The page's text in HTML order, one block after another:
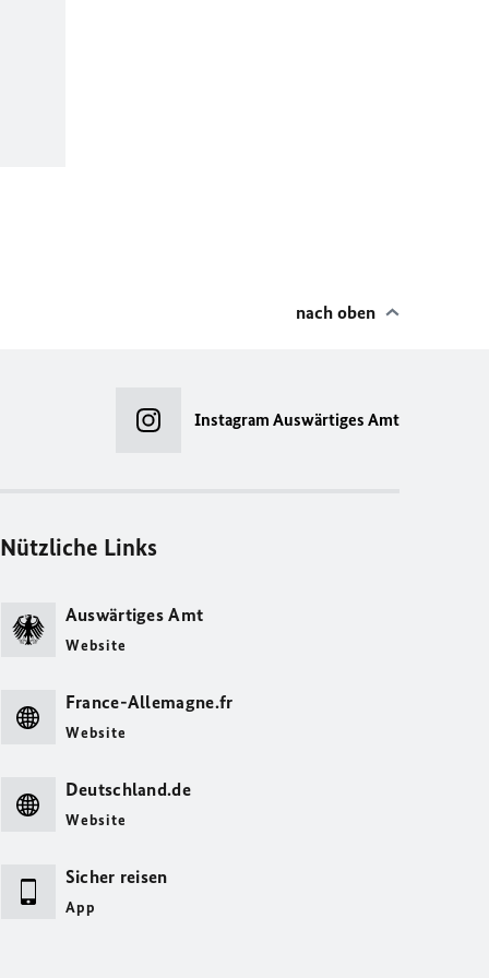
nach oben
Instagram Auswärtiges Amt
Nützliche Links
Auswärtiges Amt
Website
France-Allemagne.fr
Website
Deutschland.de
Website
Sicher reisen
App